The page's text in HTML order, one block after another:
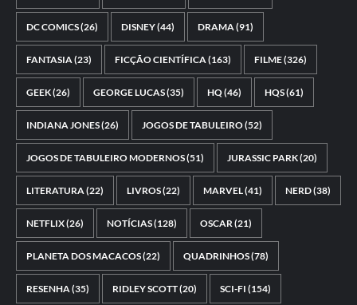
DC COMICS(26) DISNEY(44) DRAMA(91)
FANTASIA(23) FICÇÃO CIENTÍFICA(163) FILME(326)
GEEK(26) GEORGE LUCAS(35) HQ(46) HQS(61)
INDIANA JONES(26) JOGOS DE TABULEIRO(52)
JOGOS DE TABULEIRO MODERNOS(51) JURASSIC PARK(20)
LITERATURA(22) LIVROS(22) MARVEL(41) NERD(38)
NETFLIX(26) NOTÍCIAS(128) OSCAR(21)
PLANETA DOS MACACOS(22) QUADRINHOS(78)
RESENHA(35) RIDLEY SCOTT(20) SCI-FI (154)